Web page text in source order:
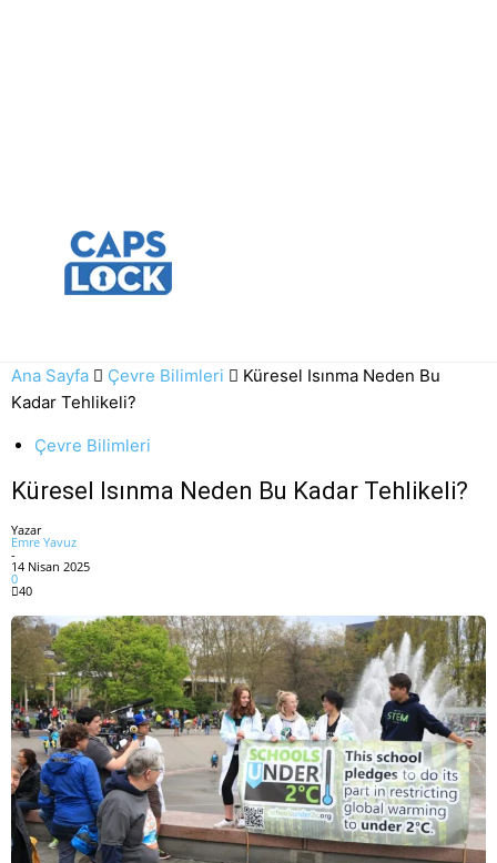
Ana Sayfa Çevre Bilimleri
Küresel Isınma Neden Bu
Kadar Tehlikeli?
Çevre Bilimleri
Küresel Isınma Neden Bu Kadar Tehlikeli?
Yazar
Emre Yavuz
-
14 Nisan 2025
0
40